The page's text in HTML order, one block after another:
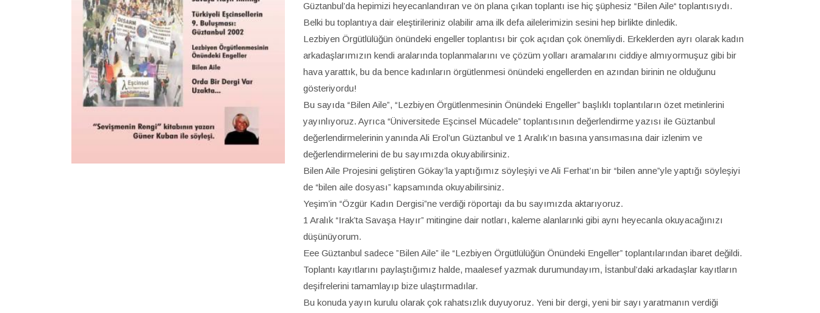
Güztanbul’da hepimizi heyecanlandıran ve ön plana çıkan toplantı ise hiç şüphesiz “Bilen Aile“ toplantısıydı.
Belki bu toplantıya dair eleştirileriniz olabilir ama ilk defa ailelerimizin sesini hep birlikte dinledik.
Lezbiyen Örgütlülüğün önündeki engeller toplantısı bir çok açıdan çok önemliydi. Erkeklerden ayrı olarak kadın
arkadaşlarımızın kendi aralarında toplanmalarını ve çözüm yolları aramalarını ciddiye almıyormuşuz gibi bir
hava yarattık, bu da bence kadınların örgütlenmesi önündeki engellerden en azından birinin ne olduğunu
gösteriyordu!
Bu sayıda “Bilen Aile”, “Lezbiyen Örgütlenmesinin Önündeki Engeller” başlıklı toplantıların özet metinlerini
yayınlıyoruz. Ayrıca “Üniversitede Eşcinsel Mücadele” toplantısının değerlendirme yazısı ile Güztanbul
değerlendirmelerinin yanında Ali Erol’un Güztanbul ve 1 Aralık’ın basına yansımasına dair izlenim ve
değerlendirmelerini de bu sayımızda okuyabilirsiniz.
Bilen Aile Projesini geliştiren Gökay’la yaptığımız söyleşiyi ve Ali Ferhat’ın bir “bilen anne”yle yaptığı söyleşiyi
de “bilen aile dosyası” kapsamında okuyabilirsiniz.
Yeşim’in “Özgür Kadın Dergisi”ne verdiği röportajı da bu sayımızda aktarıyoruz.
1 Aralık “Irak’ta Savaşa Hayır” mitingine dair notları, kaleme alanlarınki gibi aynı heyecanla okuyacağınızı
düşünüyorum.
Eee Güztanbul sadece ”Bilen Aile” ile “Lezbiyen Örgütlülüğün Önündeki Engeller” toplantılarından ibaret değildi.
Toplantı kayıtlarını paylaştığımız halde, maalesef yazmak durumundayım, İstanbul’daki arkadaşlar kayıtların
deşifrelerini tamamlayıp bize ulaştırmadılar.
Bu konuda yayın kurulu olarak çok rahatsızlık duyuyoruz. Yeni bir dergi, yeni bir sayı yaratmanın verdiği